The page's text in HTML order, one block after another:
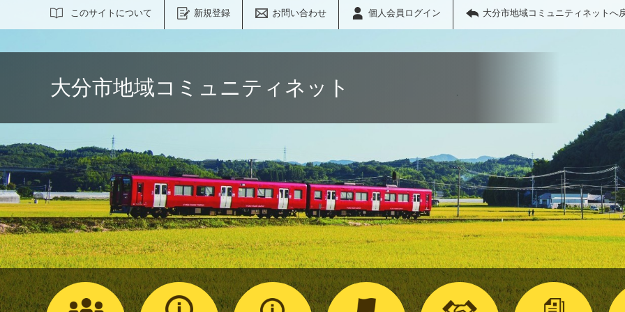
このサイトについて 新規登録 お問い合わせ 個人会員ログイン 大分市地域コミュニティネットへ
サイト内検索
大分市地域コミュニティネット